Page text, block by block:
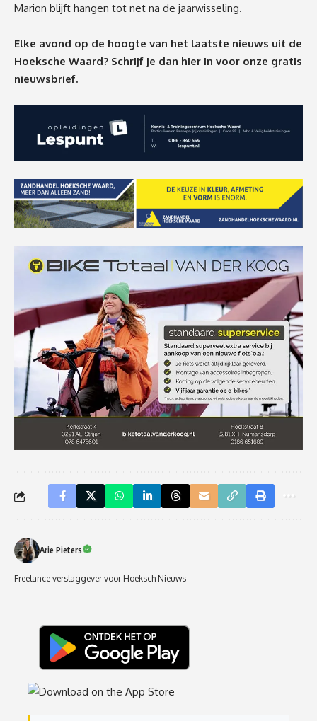
Marion blijft hangen tot net na de jaarwisseling.
Elke avond op de hoogte van het laatste nieuws uit de
Hoeksche Waard? Schrijf je dan hier in voor onze gratis
nieuwsbrief.
Arie Pieters
Freelance verslaggever voor Hoeksch Nieuws